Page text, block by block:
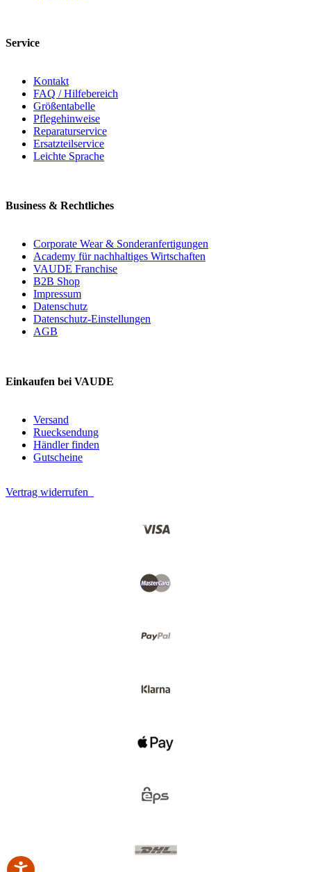
Service
Kontakt
FAQ / Hilfebereich
Größentabelle
Pflegehinweise
Reparaturservice
Ersatzteilservice
Leichte Sprache
Business & Rechtliches
Corporate Wear & Sonderanfertigungen
Academy für nachhaltiges Wirtschaften
VAUDE Franchise
B2B Shop
Impressum
Datenschutz
Datenschutz-Einstellungen
AGB
Einkaufen bei VAUDE
Versand
Ruecksendung
Händler finden
Gutscheine
Vertrag widerrufen